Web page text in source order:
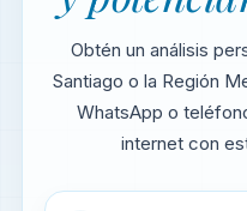
Obtén un análisis
Santiago o la Región
WhatsApp o
internet con